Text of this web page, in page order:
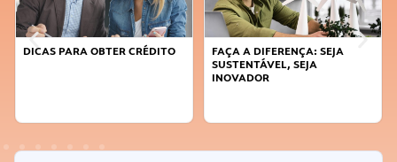
DICAS PARA OBTER CRÉDITO
FAÇA A DIFERENÇA: SEJA
SUSTENTÁVEL, SEJA
INOVADOR